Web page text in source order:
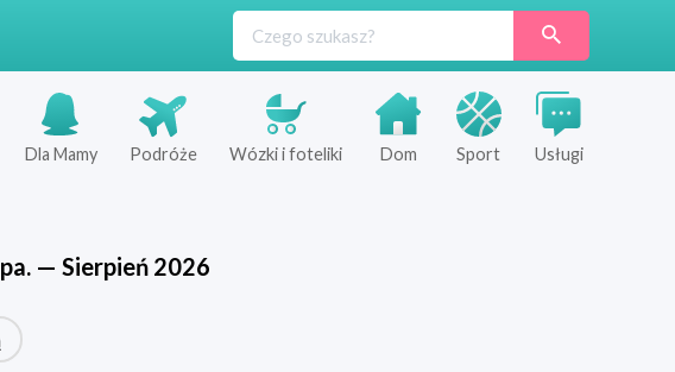
Dla Mamy Podróże Wózki i foteliki Dom Sport Usługi
— Sierpień 2026